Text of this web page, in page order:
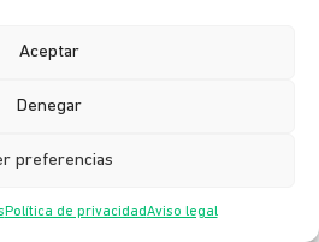
Aceptar
Denegar
preferencias
Política de privacidadAviso legal
digital y
¡aprende todo a respecto